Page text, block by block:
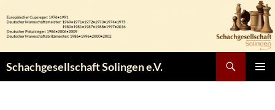
Inhalt
springen
Schachgesellschaft Solingen e.V.